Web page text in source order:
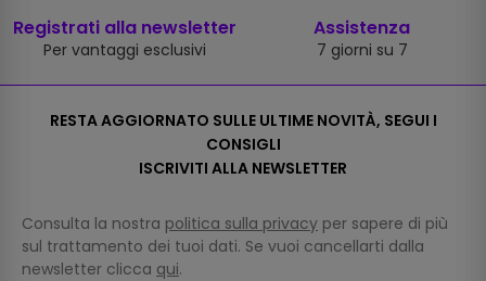
Registrati alla newsletter
Per vantaggi esclusivi
Assistenza
7 giorni su 7
RESTA AGGIORNATO SULLE ULTIME NOVITÀ, SEGUI I
CONSIGLI
ISCRIVITI ALLA NEWSLETTER
Consulta la nostra politica sulla privacy per sapere di più
sul trattamento dei tuoi dati. Se vuoi cancellarti dalla
newsletter clicca qui.